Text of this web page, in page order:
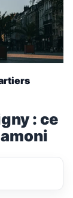
: ce